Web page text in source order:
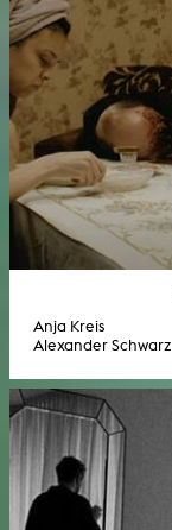
Anja Kreis
Alexander Schwarz